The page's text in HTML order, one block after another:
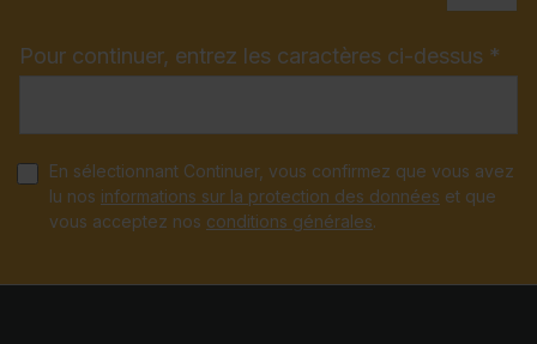
Pour continuer, entrez les caractères ci-dessus *
En sélectionnant Continuer, vous confirmez que vous avez
lu nos informations sur la protection des données et que
vous acceptez nos conditions générales.